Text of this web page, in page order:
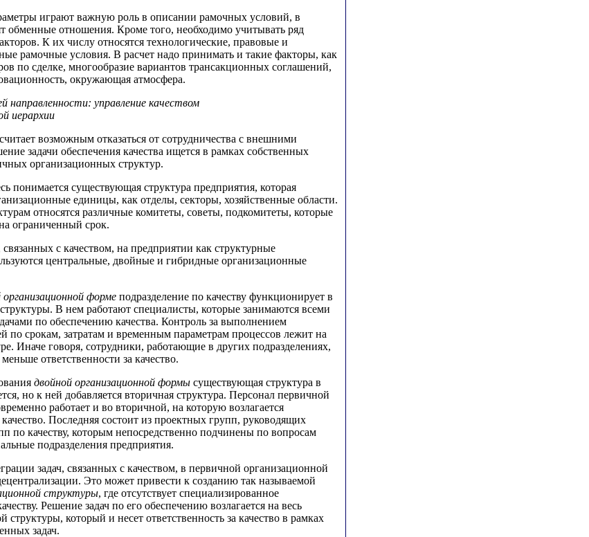
играют важную роль в описании рамочных условий, в
обменные отношения. Кроме того, необходимо учитывать ряд
К их числу относятся технологические, правовые и
рамочные условия. В расчет надо принимать и такие факторы, как
по сделке, многообразие вариантов трансакционных соглашений,
окружающая атмосфера.
направленности: управление качеством
иерархии
возможным отказаться от сотрудничества с внешними
задачи обеспечения качества ищется в рамках собственных
организационных структур.
понимается существующая структура предприятия, которая
единицы, как отделы, секторы, хозяйственные области.
относятся различные комитеты, советы, подкомитеты, которые
ограниченный срок.
с качеством, на предприятии как структурные
центральные, двойные и гибридные организационные
форме подразделение по качеству функционирует в
В нем работают специалисты, которые занимаются всеми
по обеспечению качества. Контроль за выполнением
по срокам, затратам и временным параметрам процессов лежит на
Иначе говоря, сотрудники, работающие в других подразделениях,
ответственности за качество.
двойной организационной формы существующая структура в
но к ней добавляется вторичная структура. Персонал первичной
работает и во вторичной, на которую возлагается
качество. Последняя состоит из проектных групп, руководящих
по качеству, которым непосредственно подчинены по вопросам
подразделения предприятия.
задач, связанных с качеством, в первичной организационной
Это может привести к созданию так называемой
структуры, где отсутствует специализированное
Решение задач по его обеспечению возлагается на весь
структуры, который и несет ответственность за качество в рамках
задач.